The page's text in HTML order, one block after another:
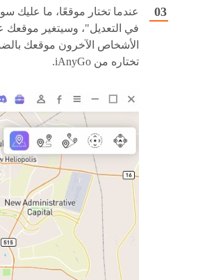
عندما تختار موقعًا، ما عليك
في التعديل"، وسيتغير موقعك
الأشخاص الآخرون موقعك
تختاره من iAnyGo.